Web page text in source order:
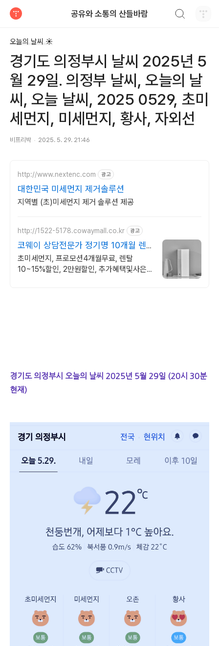
공유와 소통의 산들바람
오늘의 날씨 ☀
경기도 의정부시 날씨 2025년 5
월 29일. 의정부 날씨, 오늘의 날
씨, 오늘 날씨, 2025 0529, 초미
세먼지, 미세먼지, 황사, 자외선
비프리박 2025. 5. 29. 21:46
http://www.nextenc.com 광고
대한민국 미세먼지 제거솔루션
지역별 (초)미세먼지 제거 솔루션 제공
http://1522-5178.cowaymall.co.kr 광고
코웨이 상담전문가 정기명 10개월 렌
탈료 면제!
초미세먼지, 프로모션4개월무료, 렌탈
10~15%할인, 2만원할인, 추가혜택및사은
경기도 의정부시 오늘의 날씨 2025년 5월 29일 (20시 30분
현재)